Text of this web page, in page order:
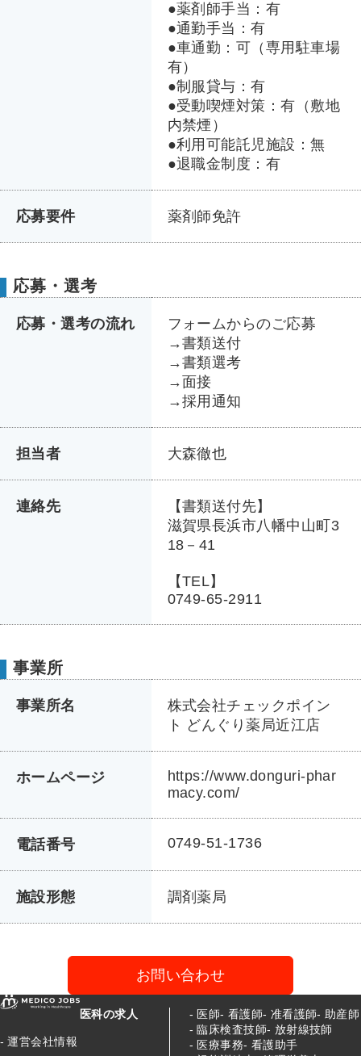
●薬剤師手当：有
●通勤手当：有
●車通勤：可（専用駐車場
有）
●制服貸与：有
●受動喫煙対策：有（敷地
内禁煙）
●利用可能託児施設：無
●退職金制度：有
応募要件 薬剤師免許
応募・選考
応募・選考の流れ
フォームからのご応募
→書類送付
→書類選考
→面接
→採用通知
担当者 大森徹也
連絡先
【書類送付先】
滋賀県長浜市八幡中山町3
18－41
【TEL】
0749-65-2911
事業所
事業所名
株式会社チェックポイン
ト どんぐり薬局近江店
ホームページ
https://www.donguri-phar
macy.com/
電話番号 0749-51-1736
施設形態 調剤薬局
お問い合わせ
運営会社情報
医科の求人 医師 看護師 准看護師
助産師
臨床検査技師
放射線技師
医療事務
看護助手